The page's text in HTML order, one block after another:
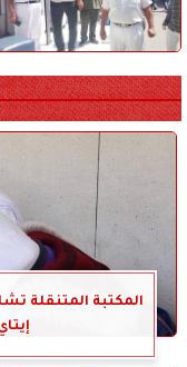
المكتبة المتنقلة